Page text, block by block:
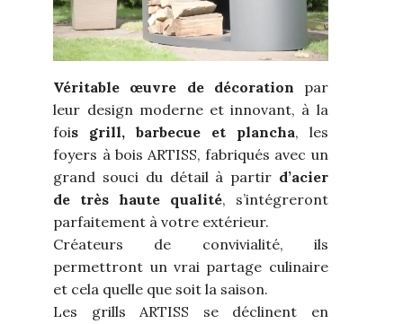
Véritable œuvre de décoration par
leur design moderne et innovant, à la
fois grill, barbecue et plancha, les
foyers à bois ARTISS, fabriqués avec un
grand souci du détail à partird’acier
de très haute qualité, s’intégreront
parfaitement à votre extérieur.
Créateurs de convivialité, ils
permettront un vrai partage culinaire
et cela quelle que soit la saison.
Les grills ARTISS se déclinent en